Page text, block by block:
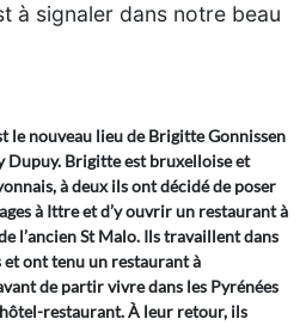
à signaler dans notre beau
le nouveau lieu de Brigitte Gonnissen
Dupuy. Brigitte est bruxelloise et
à deux ils ont décidé de poser
à Ittre et d’y ouvrir un restaurant à
l’ancien St Malo. Ils travaillent dans
ont tenu un restaurant à
de partir vivre dans les Pyrénées
restaurant. À leur retour, ils